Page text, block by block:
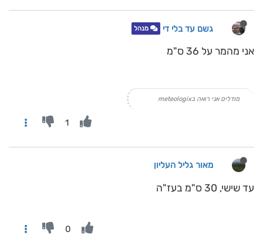
גשם עד בלי די מנהל
אני מהמר על 36 ס"מ
מודלים אני רואה בmeteologix
1
מאור גליל העליון
עד שישי, 30 ס"מ בעז"ה
0